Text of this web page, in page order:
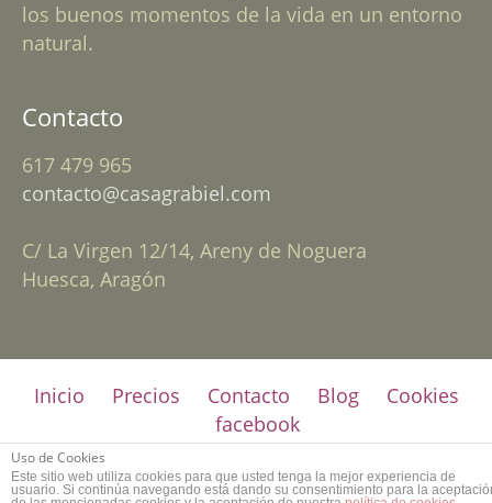
los buenos momentos de la vida en un entorno
natural.
Contacto
617 479 965
contacto@casagrabiel.com
C/ La Virgen 12/14, Areny de Noguera
Huesca, Aragón
Inicio Precios Contacto Blog
Cookies
facebook
© 2017 Copyright byGuia33 SL, grupoSinergia
Uso de Cookies
Este sitio web utiliza cookies para que usted tenga la mejor experiencia de
usuario. Si continúa navegando está dando su consentimiento para la